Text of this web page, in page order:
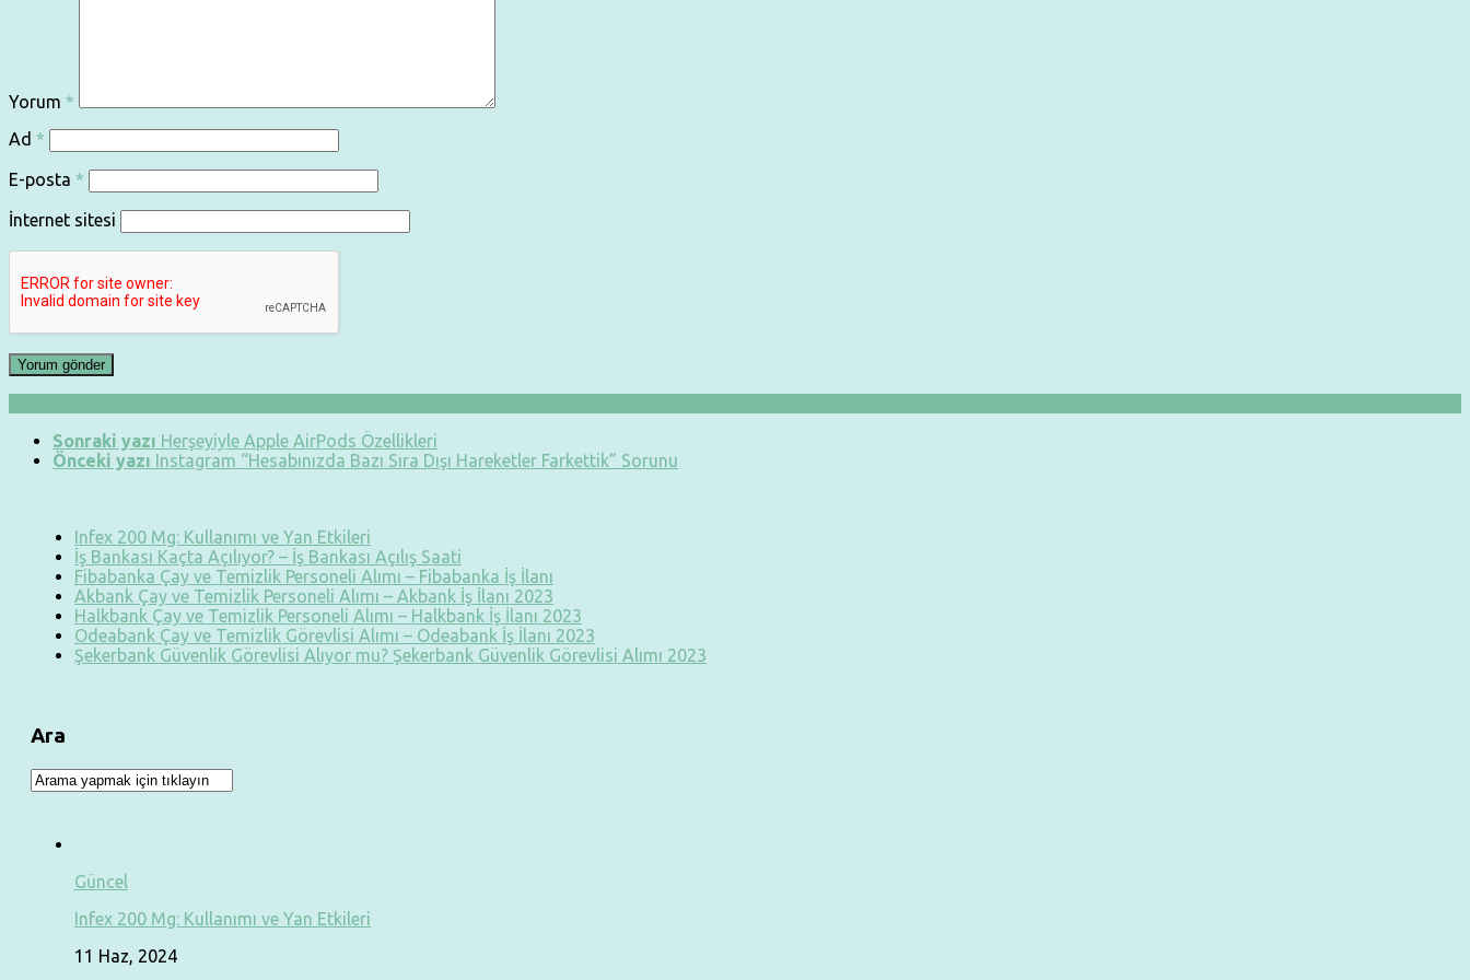
Yorum *
Ad *
E-posta *
İnternet sitesi
Sonraki yazı Herşeyiyle Apple AirPods Özellikleri
Önceki yazı Instagram “Hesabınızda Bazı Sıra Dışı Hareketler Farkettik” Sorunu
Infex 200 Mg: Kullanımı ve Yan Etkileri
İş Bankası Kaçta Açılıyor? – İş Bankası Açılış Saati
Fibabanka Çay ve Temizlik Personeli Alımı – Fibabanka İş İlanı
Akbank Çay ve Temizlik Personeli Alımı – Akbank İş İlanı 2023
Halkbank Çay ve Temizlik Personeli Alımı – Halkbank İş İlanı 2023
Odeabank Çay ve Temizlik Görevlisi Alımı – Odeabank İş İlanı 2023
Şekerbank Güvenlik Görevlisi Alıyor mu? Şekerbank Güvenlik Görevlisi Alımı 2023
Ara
Güncel
Infex 200 Mg: Kullanımı ve Yan Etkileri
11 Haz, 2024